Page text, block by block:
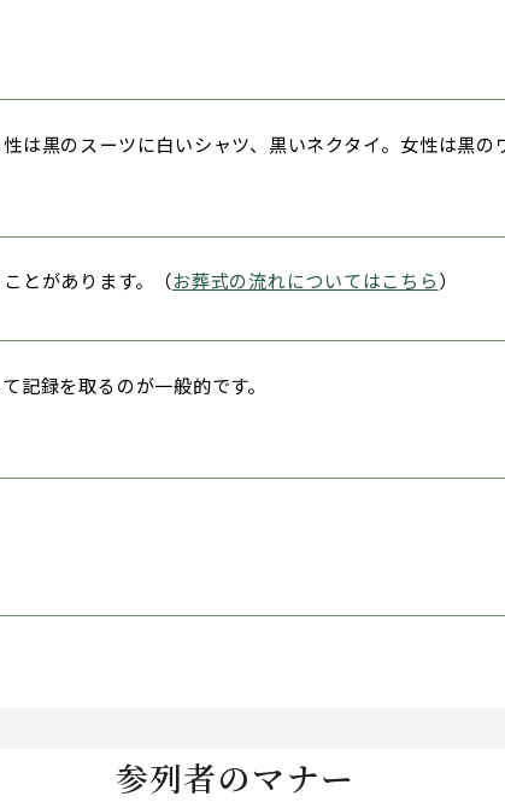
は黒のスーツに白いシャツ、黒いネクタイ。女性は黒の
とがあります。（お葬式の流れについてはこちら）
記録を取るのが一般的です。
参列者のマナー